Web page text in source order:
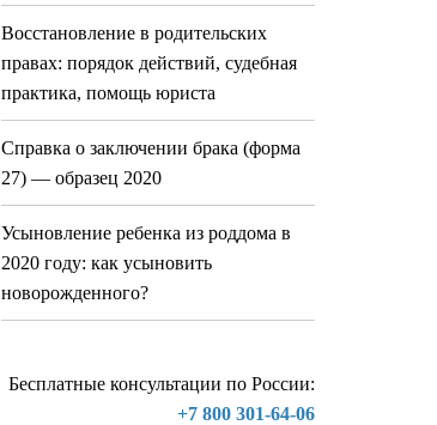
Восстановление в родительских
правах: порядок действий, судебная
практика, помощь юриста
Справка о заключении брака (форма
27) — образец 2020
Усыновление ребенка из роддома в
2020 году: как усыновить
новорожденного?
Бесплатные консультации по России:
+7 800 301-64-06